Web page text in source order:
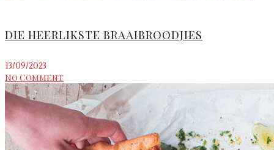
DIE HEERLIKSTE BRAAIBROODJIES
13/09/2023
No Comment